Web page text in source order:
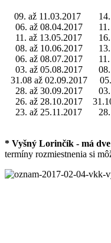
09. až 11.03.2017
06. až 08.04.2017
11. až 13.05.2017
08. až 10.06.2017
06. až 08.07.2017
03. až 05.08.2017
31.08 až 02.09.2017
28. až 30.09.2017
26. až 28.10.2017
23. až 25.11.2017
* Vyšný Lorinčík - má
termíny rozmiestnenia si